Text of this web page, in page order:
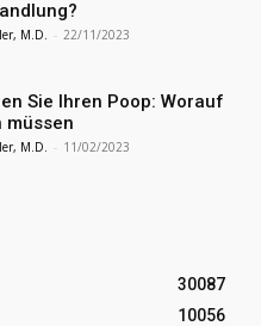
M.D. - 22/11/2023
Sie Ihren Poop: Worauf
müssen
M.D. - 11/02/2023
30087
10056